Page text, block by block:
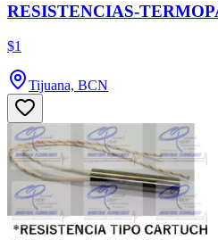
RESISTENCIAS-
$1
Tijuana, BCN